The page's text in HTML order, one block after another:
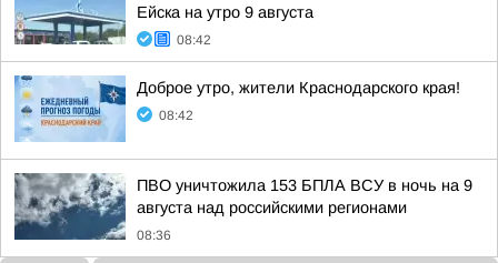
Ейска на утро 9 августа
08:42
Доброе утро, жители Краснодарского края!
08:42
ПВО уничтожила 153 БПЛА ВСУ в ночь на 9
августа над российскими регионами
08:36